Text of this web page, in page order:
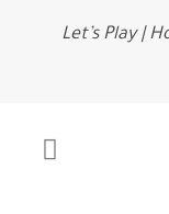
Let’s Play |